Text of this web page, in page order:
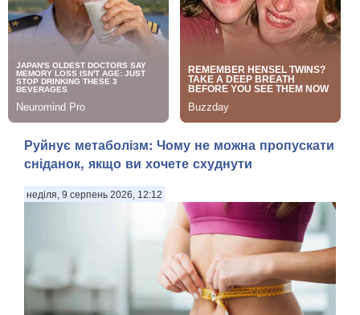
Руйнує метаболізм: Чому не можна пропускати
сніданок, якщо ви хочете схуднути
неділя, 9 серпень 2026, 12:12